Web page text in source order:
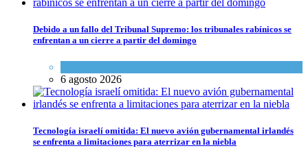
Debido a un fallo del Tribunal Supremo: los tribunales rabínicos se
enfrentan a un cierre a partir del domingo
6 agosto 2026
Tecnología israelí omitida: El nuevo avión gubernamental irlandés
se enfrenta a limitaciones para aterrizar en la niebla